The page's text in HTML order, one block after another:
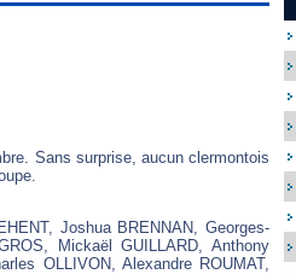
Sans surprise, aucun clermontois
Joshua BRENNAN, Georges-
Mickaël GUILLARD, Anthony
OLLIVON, Alexandre ROUMAT,